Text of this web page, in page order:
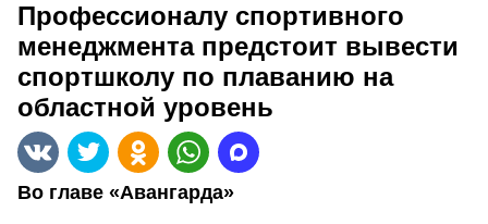
Профессионалу спортивного
менеджмента предстоит вывести
спортшколу по плаванию на
областной уровень
Во главе «Авангарда»